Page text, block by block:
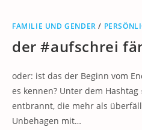
FAMILIE UND GENDER /
der #aufschrei
oder: ist das der Beginn vom
es kennen? Unter dem
entbrannt, die mehr als
Unbehagen mit…